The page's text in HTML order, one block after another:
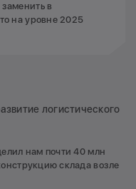
в
на уровне 2025
логистического
нам почти 40 млн
склада возле